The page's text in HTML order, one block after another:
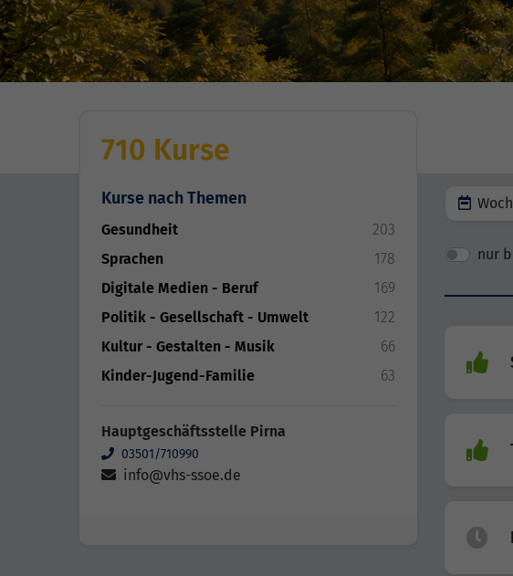
710 Kurse
Kurse nach Themen
Gesundheit
203
Sprachen
178
Digitale Medien - Beruf
169
Politik - Gesellschaft - Umwelt
122
Kultur - Gestalten - Musik
66
Kinder-Jugend-Familie
63
Hauptgeschäftsstelle Pirna
03501/710990
info@vhs-ssoe.de
nur